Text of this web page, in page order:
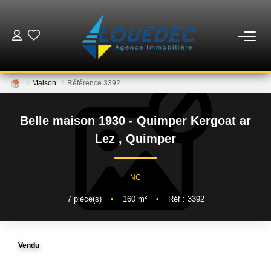
LOCATIONS
ESTIMATION
GESTION
MISE EN VENTE
Maison Référence 3392
Belle maison 1930 - Quimper Kergoat ar
Lez, Quimper
NC
7pièce(s) • 160m² • Réf : 3392
Vendu